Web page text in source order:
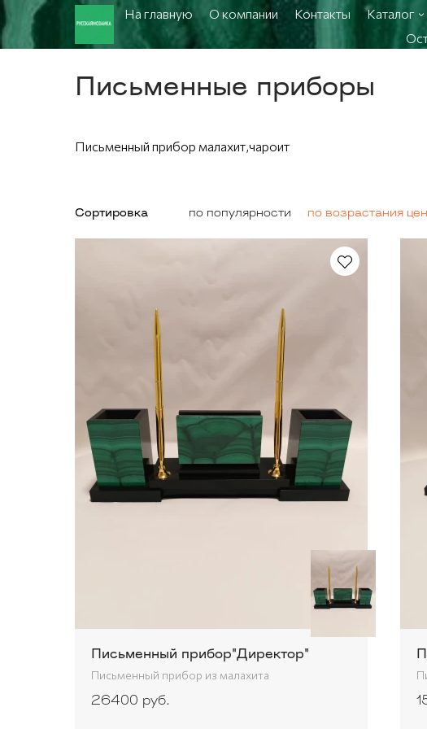
На главную О компании Контакты Каталог
Письменные приборы
Письменный прибор малахит,чароит
Сортировка по популярности по возрастания
Письменный прибор"Директор"
Письменный прибор из малахита
26400 руб.